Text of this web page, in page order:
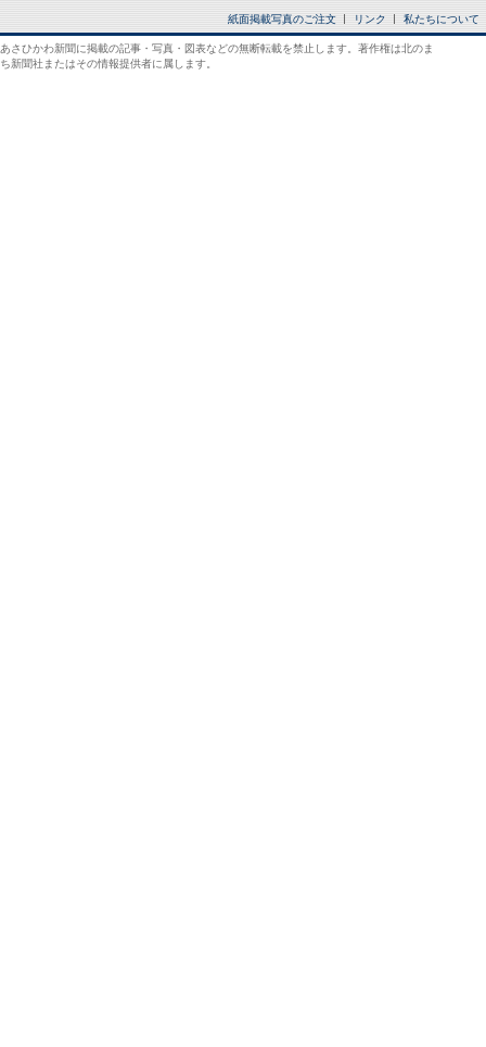
紙面掲載写真のご注文 リンク 私たちについて
あさひかわ新聞に掲載の記事・写真・図表などの無断転載を禁止します。著作権は北のま
ち新聞社またはその情報提供者に属します。